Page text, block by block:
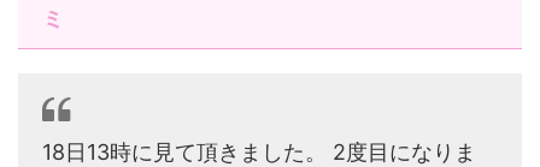
ミ
18日13時に見て頂きました。 2度目になりま